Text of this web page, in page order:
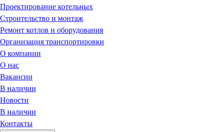
Проектирование котельных
Строительство и монтаж
Ремонт котлов и оборудования
Организация транспортировки
О компании
О нас
Вакансии
В наличии
Новости
В наличии
Контакты